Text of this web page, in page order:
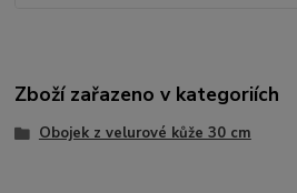
Zboží zařazeno v kategoriích
Obojek z velurové kůže 30 cm